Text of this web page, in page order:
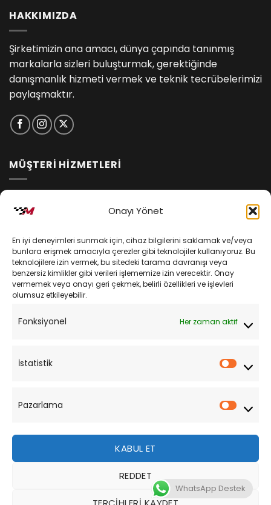
Onayı Yönet
En iyi deneyimleri sunmak için, cihaz bilgilerini saklamak ve/veya
bunlara erişmek amacıyla çerezler gibi teknolojiler kullanıyoruz. Bu
teknolojilere izin vermek, bu sitedeki tarama davranışı veya
benzersiz kimlikler gibi verileri işlememize izin verecektir. Onay
vermemek veya onayı geri çekmek, belirli özellikleri ve işlevleri
olumsuz etkileyebilir.
Fonksiyonel Her zaman aktif
İstatistik
Pazarlama
KABUL ET
REDDET
HAKKIMIZDA
Şirketimizin ana amacı, dünya çapında tanınmış
markalarla sizleri buluşturmak, gerektiğinde
danışmanlık hizmeti vermek ve teknik tecrübelerimizi
paylaşmaktır.
MÜŞTERİ HİZMETLERİ
Kişisel Verilerin Korunması
Mesafeli Satış Sözleşmesi
Sipariş Takibi
Bu site, size daha iyi bir tarama deneyimi sunmak için
çerezler kullanmaktadır. Bu web sitesinde gezinerek,
WhatsApp Destek